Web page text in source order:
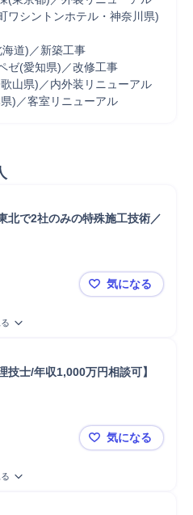
ワシントンホテル・神奈川県)
海道)／新築工事
ゼ(愛知県)／改修工事
山県)／内外装リニューアル
)／客室リニューアル
北で2社のみの特殊施工技術／
名取市【営
気になる
士/年収1,000万円相談可】
仙台市青葉
気になる